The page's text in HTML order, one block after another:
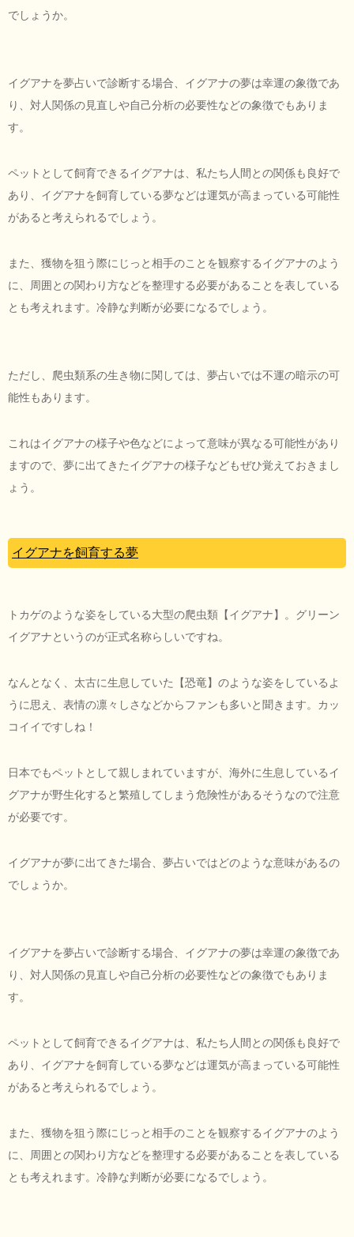
でしょうか。
イグアナを夢占いで診断する場合、イグアナの夢は幸運の象徴であ
り、対人関係の見直しや自己分析の必要性などの象徴でもありま
す。
ペットとして飼育できるイグアナは、私たち人間との関係も良好で
あり、イグアナを飼育している夢などは運気が高まっている可能性
があると考えられるでしょう。
また、獲物を狙う際にじっと相手のことを観察するイグアナのよう
に、周囲との関わり方などを整理する必要があることを表している
とも考えれます。冷静な判断が必要になるでしょう。
ただし、爬虫類系の生き物に関しては、夢占いでは不運の暗示の可
能性もあります。
これはイグアナの様子や色などによって意味が異なる可能性があり
ますので、夢に出てきたイグアナの様子などもぜひ覚えておきまし
ょう。
イグアナを飼育する夢
トカゲのような姿をしている大型の爬虫類【イグアナ】。グリーン
イグアナというのが正式名称らしいですね。
なんとなく、太古に生息していた【恐竜】のような姿をしているよ
うに思え、表情の凛々しさなどからファンも多いと聞きます。カッ
コイイですしね！
日本でもペットとして親しまれていますが、海外に生息しているイ
グアナが野生化すると繁殖してしまう危険性があるそうなので注意
が必要です。
イグアナが夢に出てきた場合、夢占いではどのような意味があるの
でしょうか。
イグアナを夢占いで診断する場合、イグアナの夢は幸運の象徴であ
り、対人関係の見直しや自己分析の必要性などの象徴でもありま
す。
ペットとして飼育できるイグアナは、私たち人間との関係も良好で
あり、イグアナを飼育している夢などは運気が高まっている可能性
があると考えられるでしょう。
また、獲物を狙う際にじっと相手のことを観察するイグアナのよう
に、周囲との関わり方などを整理する必要があることを表している
とも考えれます。冷静な判断が必要になるでしょう。